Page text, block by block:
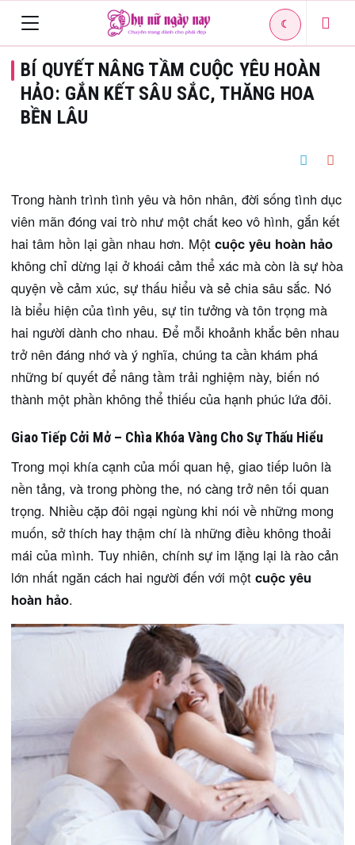
navigation
☾
BÍ QUYẾT NÂNG TẦM CUỘC YÊU HOÀN
HẢO: GẮN KẾT SÂU SẮC, THĂNG HOA
BỀN LÂU
Trong hành trình tình yêu và hôn nhân, đời sống tình dục
viên mãn đóng vai trò như một chất keo vô hình, gắn kết
hai tâm hồn lại gần nhau hơn. Một cuộc yêu hoàn hảo
không chỉ dừng lại ở khoái cảm thể xác mà còn là sự hòa
quyện về cảm xúc, sự thấu hiểu và sẻ chia sâu sắc. Nó
là biểu hiện của tình yêu, sự tin tưởng và tôn trọng mà
hai người dành cho nhau. Để mỗi khoảnh khắc bên nhau
trở nên đáng nhớ và ý nghĩa, chúng ta cần khám phá
những bí quyết để nâng tầm trải nghiệm này, biến nó
thành một phần không thể thiếu của hạnh phúc lứa đôi.
Giao Tiếp Cởi Mở – Chìa Khóa Vàng Cho Sự Thấu Hiểu
Trong mọi khía cạnh của mối quan hệ, giao tiếp luôn là
nền tảng, và trong phòng the, nó càng trở nên tối quan
trọng. Nhiều cặp đôi ngại ngùng khi nói về những mong
muốn, sở thích hay thậm chí là những điều không thoải
mái của mình. Tuy nhiên, chính sự im lặng lại là rào cản
lớn nhất ngăn cách hai người đến với một cuộc yêu
hoàn hảo.